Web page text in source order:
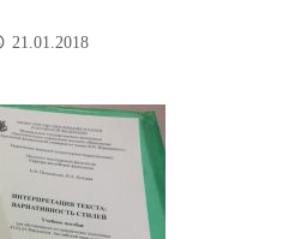
21.01.2018